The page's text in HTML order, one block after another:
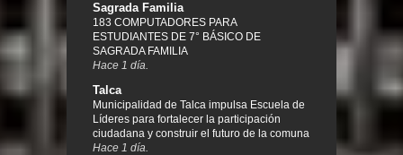
Sagrada Familia
183 COMPUTADORES PARA
ESTUDIANTES DE 7° BÁSICO DE
SAGRADA FAMILIA
Hace 1 día.
Talca
Municipalidad de Talca impulsa Escuela de
Líderes para fortalecer la participación
ciudadana y construir el futuro de la comuna
Hace 1 día.